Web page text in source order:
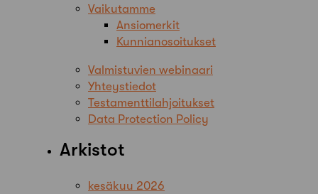
Vaikutamme
Ansiomerkit
Kunnianosoitukset
Valmistuvien webinaari
Yhteystiedot
Testamenttilahjoitukset
Data Protection Policy
Arkistot
kesäkuu 2026